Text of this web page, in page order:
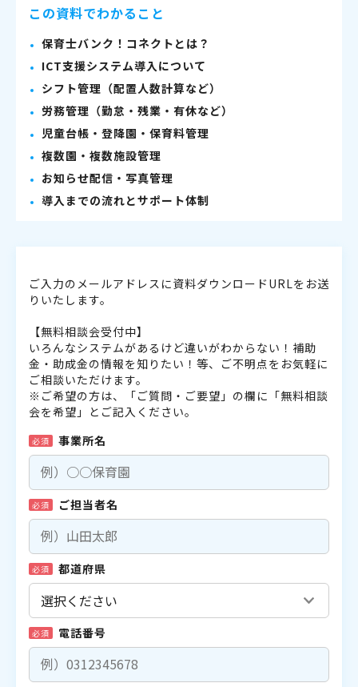
この資料でわかること
保育士バンク！コネクトとは？
ICT支援システム導入について
シフト管理（配置人数計算など）
労務管理（勤怠・残業・有休など）
児童台帳・登降園・保育料管理
複数園・複数施設管理
お知らせ配信・写真管理
導入までの流れとサポート体制
ご入力のメールアドレスに資料ダウンロードURLをお送
りいたします。
【無料相談会受付中】
いろんなシステムがあるけど違いがわからない！補助
金・助成金の情報を知りたい！等、ご不明点をお気軽に
ご相談いただけます。
※ご希望の方は、「ご質問・ご要望」の欄に「無料相談
会を希望」とご記入ください。
必須 事業所名
必須 ご担当者名
必須 都道府県
必須 電話番号